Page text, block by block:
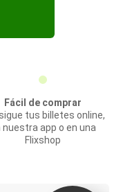
Fácil de comprar
tus billetes online,
nuestra app o en una
Flixshop